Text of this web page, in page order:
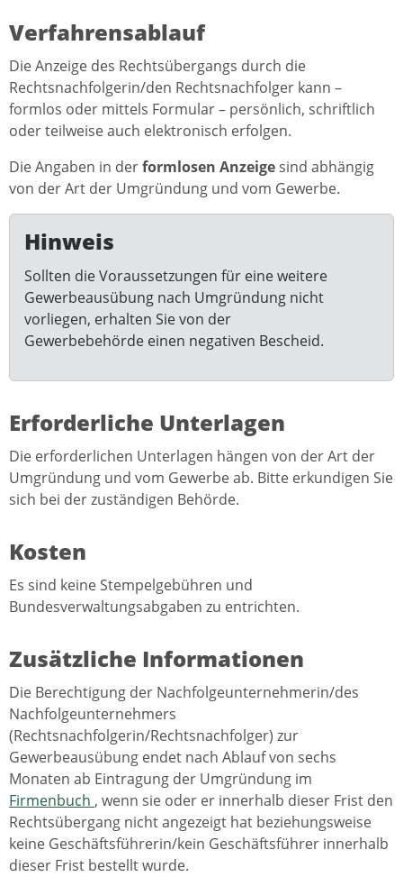
Verfahrensablauf
Die Anzeige des Rechtsübergangs durch die
Rechtsnachfolgerin/den Rechtsnachfolger kann –
formlos oder mittels Formular – persönlich, schriftlich
oder teilweise auch elektronisch erfolgen.
Die Angaben in derformlosen Anzeigesind abhängig
von der Art der Umgründung und vom Gewerbe.
Hinweis
Sollten die Voraussetzungen für eine weitere
Gewerbeausübung nach Umgründung nicht
vorliegen, erhalten Sie von der
Gewerbebehörde einen negativen Bescheid.
Erforderliche Unterlagen
Die erforderlichen Unterlagen hängen von der Art der
Umgründung und vom Gewerbe ab. Bitte erkundigen Sie
sich bei der zuständigen Behörde.
Kosten
Es sind keine Stempelgebühren und
Bundesverwaltungsabgaben zu entrichten.
Zusätzliche Informationen
Die Berechtigung der Nachfolgeunternehmerin/des
Nachfolgeunternehmers
(Rechtsnachfolgerin/Rechtsnachfolger) zur
Gewerbeausübung endet nach Ablauf von sechs
Monaten ab Eintragung der Umgründung im
Firmenbuch , wenn sie oder er innerhalb dieser Frist den
Rechtsübergang nicht angezeigt hat beziehungsweise
keine Geschäftsführerin/kein Geschäftsführer innerhalb
dieser Frist bestellt wurde.